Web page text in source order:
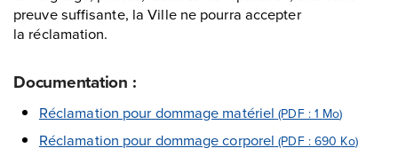
preuve suffisante, la Ville ne pourra accepter
la réclamation.
Documentation :
Réclamation pour dommage matériel (PDF : 1 Mo)
Réclamation pour dommage corporel (PDF : 690 Ko)